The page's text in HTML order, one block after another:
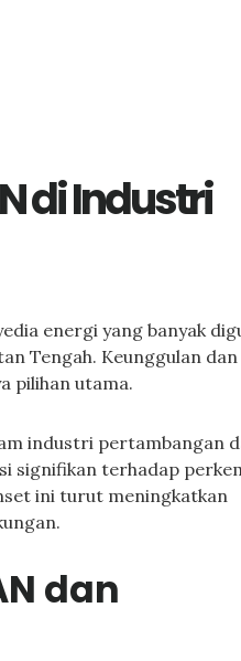
di Industri
energi yang banyak
Tengah. Keunggulan
pilihan utama.
industri pertambangan
signifikan terhadap
ini turut meningkatkan
dan